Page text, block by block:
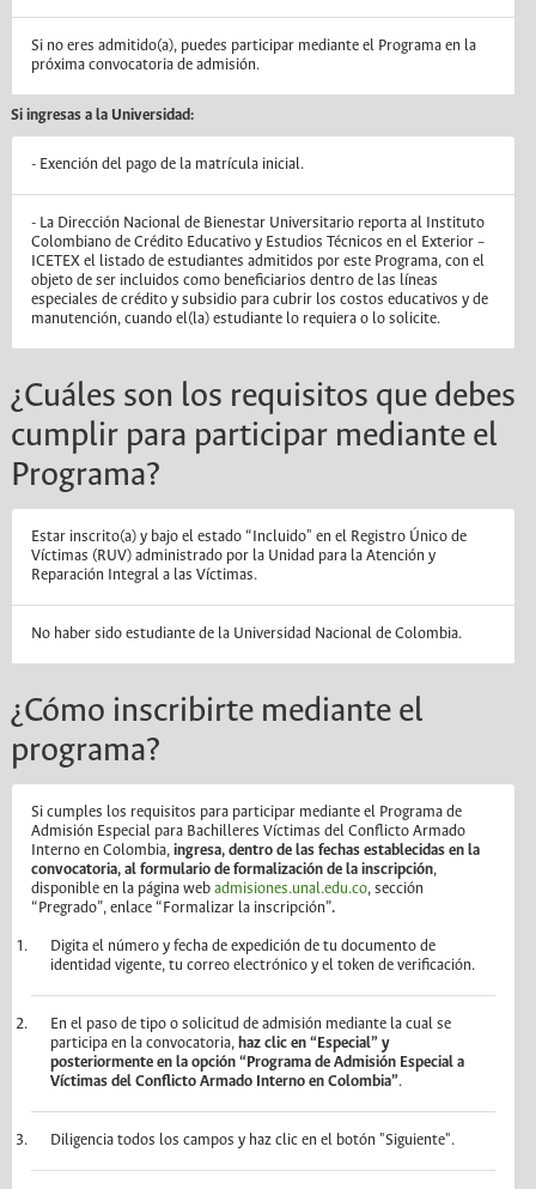
Si no eres admitido(a), puedes participar mediante el Programa en la
próxima convocatoria de admisión.
Si ingresas a la Universidad:
- Exención del pago de la matrícula inicial.
- La Dirección Nacional de Bienestar Universitario reporta al Instituto
Colombiano de Crédito Educativo y Estudios Técnicos en el Exterior –
ICETEX el listado de estudiantes admitidos por este Programa, con el
objeto de ser incluidos como beneficiarios dentro de las líneas
especiales de crédito y subsidio para cubrir los costos educativos y de
manutención, cuando el(la) estudiante lo requiera o lo solicite.
¿Cuáles son los requisitos que debes
cumplir para participar mediante el
Programa?
Estar inscrito(a) y bajo el estado “Incluido" en el Registro Único de
Víctimas (RUV) administrado por la Unidad para la Atención y
Reparación Integral a las Víctimas.
No haber sido estudiante de la Universidad Nacional de Colombia.
¿Cómo inscribirte mediante el
programa?
Si cumples los requisitos para participar mediante el Programa de
Admisión Especial para Bachilleres Víctimas del Conflicto Armado
Interno en Colombia, ingresa, dentro de las fechas establecidas en la
convocatoria, al formulario de formalización de la inscripción,
disponible en la página web admisiones.unal.edu.co, sección
“Pregrado”, enlace “Formalizar la inscripción”.
Digita el número y fecha de expedición de tu documento de
identidad vigente, tu correo electrónico y el token de verificación.
En el paso de tipo o solicitud de admisión mediante la cual se
participa en la convocatoria, haz clic en “Especial” y
posteriormente en la opción “Programa de Admisión Especial a
Víctimas del Conflicto Armado Interno en Colombia”.
Diligencia todos los campos y haz clic en el botón "Siguiente".